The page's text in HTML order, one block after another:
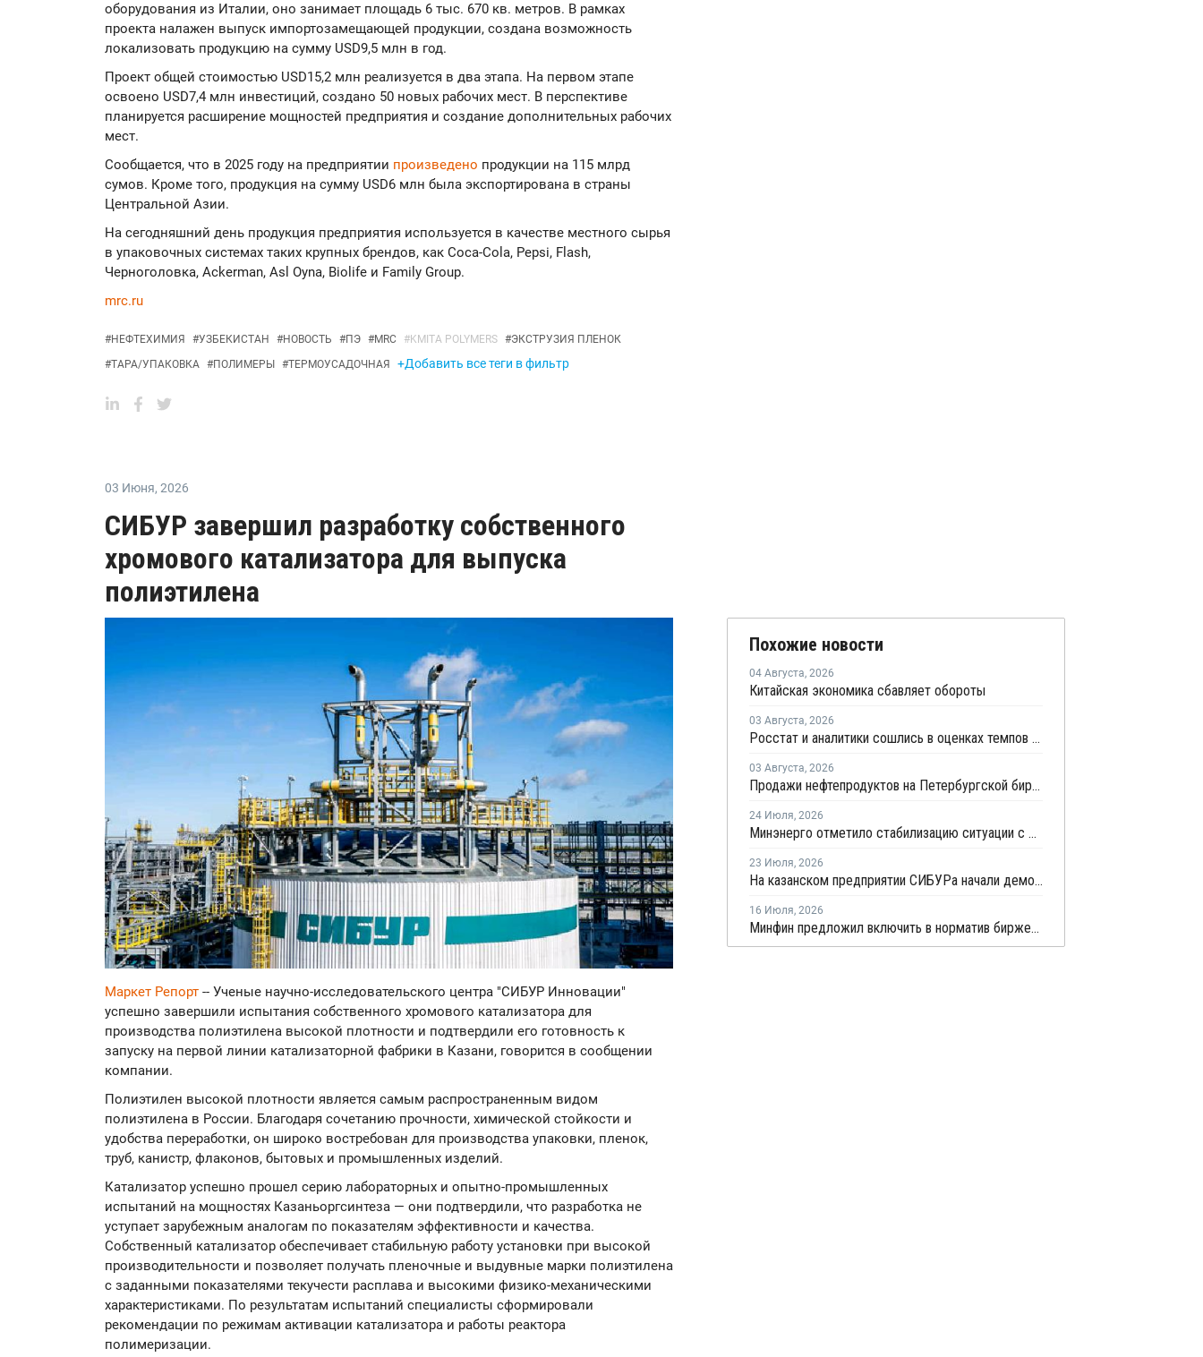
оборудования из Италии, оно занимает площадь 6 тыс. 670 кв. метров. В рамках
проекта налажен выпуск импортозамещающей продукции, создана возможность
локализовать продукцию на сумму USD9,5 млн в год.
Проект общей стоимостью USD15,2 млн реализуется в два этапа. На первом этапе
освоено USD7,4 млн инвестиций, создано 50 новых рабочих мест. В перспективе
планируется расширение мощностей предприятия и создание дополнительных рабочих
мест.
Сообщается, что в 2025 году на предприятии произведено продукции на 115 млрд
сумов. Кроме того, продукция на сумму USD6 млн была экспортирована в страны
Центральной Азии.
На сегодняшний день продукция предприятия используется в качестве местного сырья
в упаковочных системах таких крупных брендов, как Coca-Cola, Pepsi, Flash,
Черноголовка, Ackerman, Asl Oyna, Biolife и Family Group.
mrc.ru
#НЕФТЕХИМИЯ #УЗБЕКИСТАН #НОВОСТЬ #ПЭ #MRC #KMITA POLYMERS #ЭКСТРУЗИЯ ПЛЕНОК
#ТАРА/УПАКОВКА #ПОЛИМЕРЫ #ТЕРМОУСАДОЧНАЯ +Добавить все теги в фильтр
03 Июня, 2026
СИБУР завершил разработку собственного
хромового катализатора для выпуска
полиэтилена
Маркет Репорт -- Ученые научно-исследовательского центра "СИБУР Инновации"
успешно завершили испытания собственного хромового катализатора для
производства полиэтилена высокой плотности и подтвердили его готовность к
запуску на первой линии катализаторной фабрики в Казани, говорится в сообщении
компании.
Полиэтилен высокой плотности является самым распространенным видом
полиэтилена в России. Благодаря сочетанию прочности, химической стойкости и
удобства переработки, он широко востребован для производства упаковки, пленок,
труб, канистр, флаконов, бытовых и промышленных изделий.
Катализатор успешно прошел серию лабораторных и опытно-промышленных
испытаний на мощностях Казаньоргсинтеза — они подтвердили, что разработка не
уступает зарубежным аналогам по показателям эффективности и качества.
Собственный катализатор обеспечивает стабильную работу установки при высокой
производительности и позволяет получать пленочные и выдувные марки полиэтилена
с заданными показателями текучести расплава и высокими физико-механическими
характеристиками. По результатам испытаний специалисты сформировали
рекомендации по режимам активации катализатора и работы реактора
полимеризации.
Похожие новости
04 Августа, 2026
Китайская экономика сбавляет обороты
03 Августа, 2026
Росстат и аналитики сошлись в оценках темпов замедления экономики
03 Августа, 2026
Продажи нефтепродуктов на Петербургской бирже за 7 месяцев снизились на 11,2%, в июле – на 35,6%
24 Июля, 2026
Минэнерго отметило стабилизацию ситуации с обеспечением топливом в ряде регионов
23 Июля, 2026
На казанском предприятии СИБУРа начали демонтаж устаревшего производства этилена
16 Июля, 2026
Минфин предложил включить в норматив биржевых продаж топлива реализацию по договорам, устанавливаемым правительством